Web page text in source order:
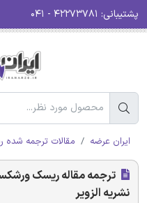
پشتیبانی:
ایران عرضه مقالات ترجمه شده
ترجمه مقاله ریسک
نشریه الزویر